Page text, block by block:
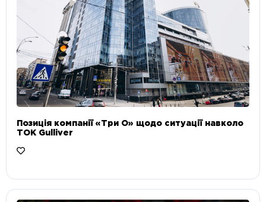
Позиція компанії «Три О» щодо ситуації навколо
ТОК Gulliver